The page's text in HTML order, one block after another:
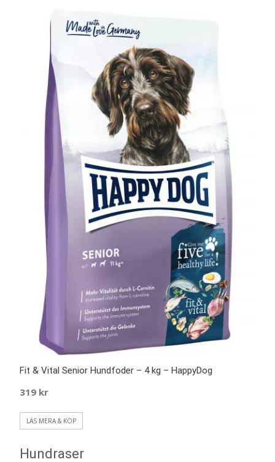
Fit & Vital Senior Hundfoder – 4 kg – HappyDog
319 kr
LÄS MERA & KÖP
Hundraser